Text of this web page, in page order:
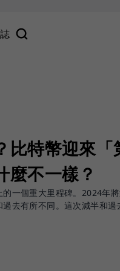
比特幣迎來
麼不一樣？
的一個重大里程碑。2024年
去有所不同。這次減半和過